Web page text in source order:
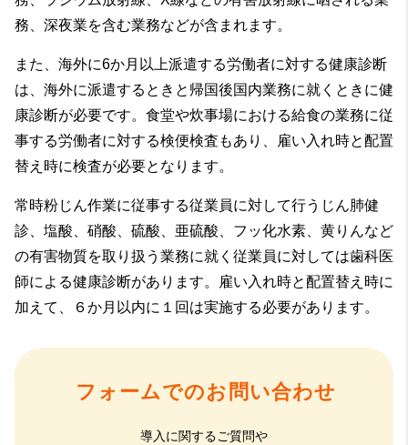
務、深夜業を含む業務などが含まれます。
また、海外に6か月以上派遣する労働者に対する健康診断
は、海外に派遣するときと帰国後国内業務に就くときに健
康診断が必要です。食堂や炊事場における給食の業務に従
事する労働者に対する検便検査もあり、雇い入れ時と配置
替え時に検査が必要となります。
常時粉じん作業に従事する従業員に対して行うじん肺健
診、塩酸、硝酸、硫酸、亜硫酸、フッ化水素、黄りんなど
の有害物質を取り扱う業務に就く従業員に対しては歯科医
師による健康診断があります。雇い入れ時と配置替え時に
加えて、６か月以内に１回は実施する必要があります。
フォームでのお問い合わせ
導入に関するご質問や